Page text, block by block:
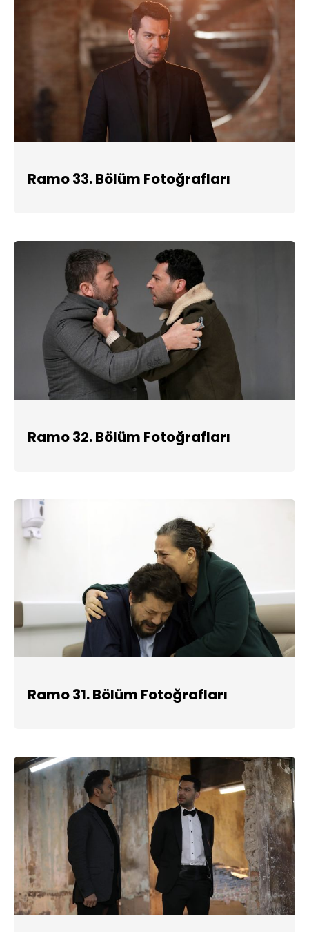
Ramo 33. Bölüm Fotoğrafları
Ramo 32. Bölüm Fotoğrafları
Ramo 31. Bölüm Fotoğrafları